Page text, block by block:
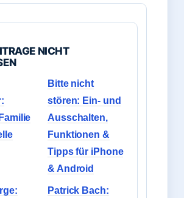
NICHT
Bitte nicht
stören: Ein- und
Ausschalten,
Funktionen &
Tipps für iPhone
& Android
Patrick Bach: